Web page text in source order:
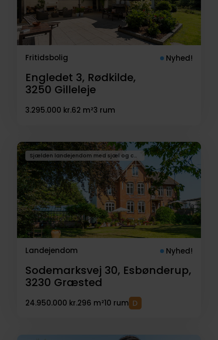
Fritidsbolig Nyhed!
Engledet 3, Rødkilde,
3250 Gilleleje
3.295.000 kr.62 m²3 rum
Sjælden landejendom med sjæl og charme masser af historie samt uanede muligheder!
Landejendom Nyhed!
Sodemarksvej 30, Esbønderup,
3230 Græsted
24.950.000 kr.296 m²10 rum